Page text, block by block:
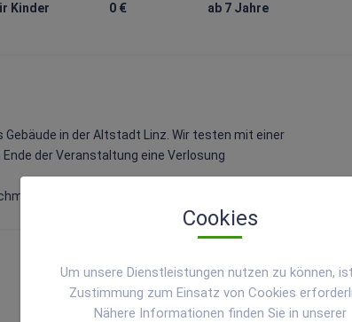
Kinder 0 € ab 7 Jahre
in der Altstadt Linz. Wir testen mit einer
der Veranstaltung eine Verlosung
Cookies
Um unsere Dienstleistungen nutzen zu können,
Zustimmung zum Einsatz von Cookies
Nähere Informationen finden Sie in unserer